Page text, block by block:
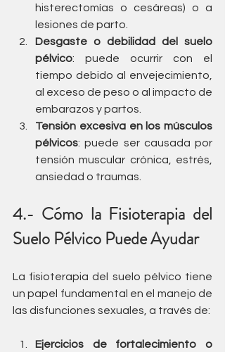
histerectomías o cesáreas) o a
lesiones de parto.
Desgaste o debilidad del suelo
pélvico: puede ocurrir con el
tiempo debido al envejecimiento,
al exceso de peso o al impacto de
embarazos y partos.
Tensión excesiva en los músculos
pélvicos: puede ser causada por
tensión muscular crónica, estrés,
ansiedad o traumas.
4.- Cómo la Fisioterapia del
Suelo Pélvico Puede Ayudar
La fisioterapia del suelo pélvico tiene
un papel fundamental en el manejo de
las disfunciones sexuales, a través de:
Ejercicios de fortalecimiento o